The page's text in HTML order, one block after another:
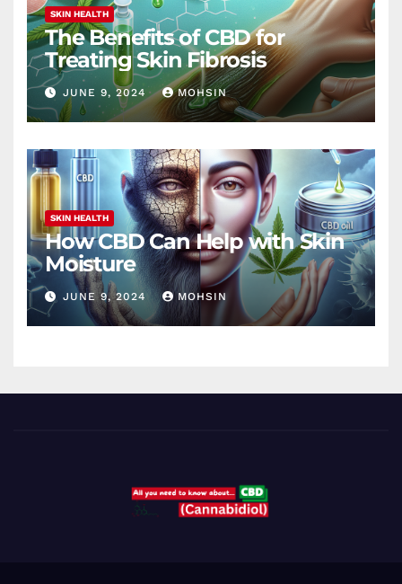
SKIN HEALTH
The Benefits of CBD for
Treating Skin Fibrosis
JUNE 9, 2024 MOHSIN
SKIN HEALTH
How CBD Can Help with Skin
Moisture
JUNE 9, 2024 MOHSIN